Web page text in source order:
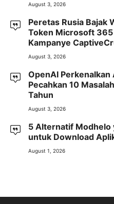
August 3, 2026
Peretas Rusia Bajak
Token Microsoft
Kampanye
August 3, 2026
OpenAI
Pecahkan 10
Tahun
August 3, 2026
5 Alternatif Modhelo
untuk Download
August 1, 2026